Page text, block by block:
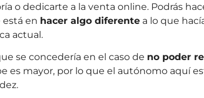
o dedicarte a la venta online. Podrás
está en hacer algo diferente a lo que
actual.
se concedería en el caso de no poder
es mayor, por lo que el autónomo aquí